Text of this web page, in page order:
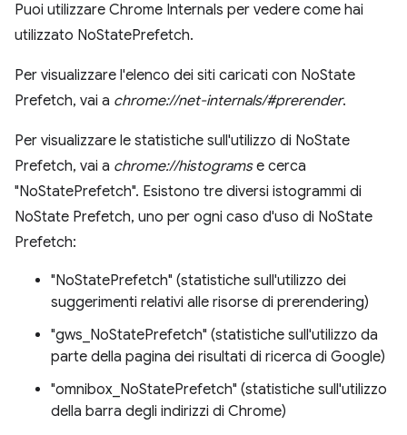
Puoi utilizzare Chrome Internals per vedere come hai
utilizzato NoStatePrefetch.
Per visualizzare l'elenco dei siti caricati con NoState
Prefetch, vai a chrome://net-internals/#prerender.
Per visualizzare le statistiche sull'utilizzo di NoState
Prefetch, vai a chrome://histogramse cerca
"NoStatePrefetch". Esistono tre diversi istogrammi di
NoState Prefetch, uno per ogni caso d'uso di NoState
Prefetch:
"NoStatePrefetch" (statistiche sull'utilizzo dei
suggerimenti relativi alle risorse di prerendering)
"gws_NoStatePrefetch" (statistiche sull'utilizzo da
parte della pagina dei risultati di ricerca di Google)
"omnibox_NoStatePrefetch" (statistiche sull'utilizzo
della barra degli indirizzi di Chrome)